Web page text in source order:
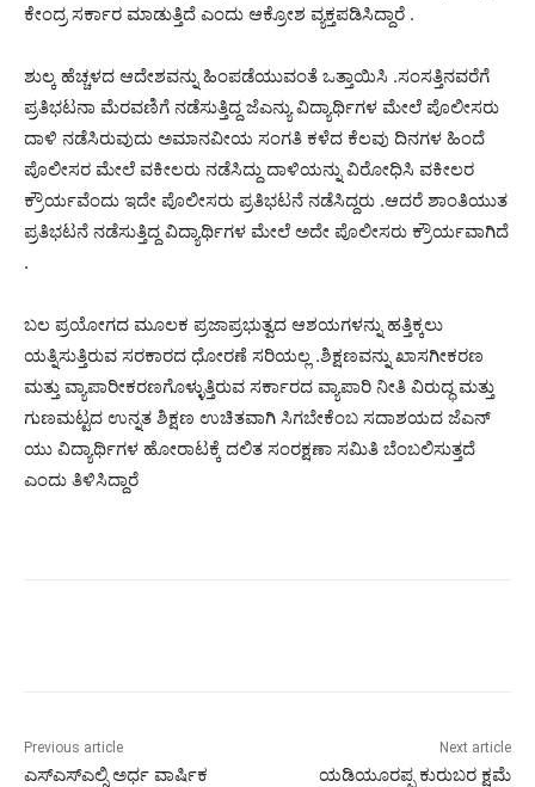
ಕೇಂದ್ರ ಸರ್ಕಾರ ಮಾಡುತ್ತಿದೆ ಎಂದು ಆಕ್ರೋಶ ವ್ಯಕ್ತಪಡಿಸಿದ್ದಾರೆ .
ಶುಲ್ಕ ಹೆಚ್ಚಳದ ಆದೇಶವನ್ನು ಹಿಂಪಡೆಯುವಂತೆ ಒತ್ತಾಯಿಸಿ .ಸಂಸತ್ತಿನವರೆಗೆ
ಪ್ರತಿಭಟನಾ ಮೆರವಣಿಗೆ ನಡೆಸುತ್ತಿದ್ದ ಜೆಎನ್ಯು ವಿದ್ಯಾರ್ಥಿಗಳ ಮೇಲೆ ಪೊಲೀಸರು
ದಾಳಿ ನಡೆಸಿರುವುದು ಅಮಾನವೀಯ ಸಂಗತಿ ಕಳೆದ ಕೆಲವು ದಿನಗಳ ಹಿಂದೆ
ಪೊಲೀಸರ ಮೇಲೆ ವಕೀಲರು ನಡೆಸಿದ್ದು ದಾಳಿಯನ್ನು ವಿರೋಧಿಸಿ ವಕೀಲರ
ಕ್ರೌರ್ಯವೆಂದು ಇದೇ ಪೊಲೀಸರು ಪ್ರತಿಭಟನೆ ನಡೆಸಿದ್ದರು .ಆದರೆ ಶಾಂತಿಯುತ
ಪ್ರತಿಭಟನೆ ನಡೆಸುತ್ತಿದ್ದ ವಿದ್ಯಾರ್ಥಿಗಳ ಮೇಲೆ ಅದೇ ಪೊಲೀಸರು ಕ್ರೌರ್ಯವಾಗಿದೆ
.
ಬಲ ಪ್ರಯೋಗದ ಮೂಲಕ ಪ್ರಜಾಪ್ರಭುತ್ವದ ಆಶಯಗಳನ್ನು ಹತ್ತಿಕ್ಕಲು
ಯತ್ನಿಸುತ್ತಿರುವ ಸರಕಾರದ ಧೋರಣೆ ಸರಿಯಲ್ಲ .ಶಿಕ್ಷಣವನ್ನು ಖಾಸಗೀಕರಣ
ಮತ್ತು ವ್ಯಾಪಾರೀಕರಣಗೊಳ್ಳುತ್ತಿರುವ ಸರ್ಕಾರದ ವ್ಯಾಪಾರಿ ನೀತಿ ವಿರುದ್ಧ ಮತ್ತು
ಗುಣಮಟ್ಟದ ಉನ್ನತ ಶಿಕ್ಷಣ ಉಚಿತವಾಗಿ ಸಿಗಬೇಕೆಂಬ ಸದಾಶಯದ ಜೆಎನ್
ಯು ವಿದ್ಯಾರ್ಥಿಗಳ ಹೋರಾಟಕ್ಕೆ ದಲಿತ ಸಂರಕ್ಷಣಾ ಸಮಿತಿ ಬೆಂಬಲಿಸುತ್ತದೆ
ಎಂದು ತಿಳಿಸಿದ್ದಾರೆ
Previous article
ಎಸ್ಎಸ್ಎಲ್ಸಿ ಅರ್ಧ ವಾರ್ಷಿಕ
Next article
ಯಡಿಯೂರಪ್ಪ ಕುರುಬರ ಕ್ಷಮೆ